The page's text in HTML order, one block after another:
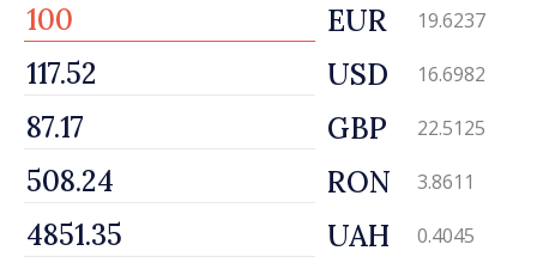
EUR 19.6237
USD 16.6982
GBP 22.5125
RON 3.8611
UAH 0.4045